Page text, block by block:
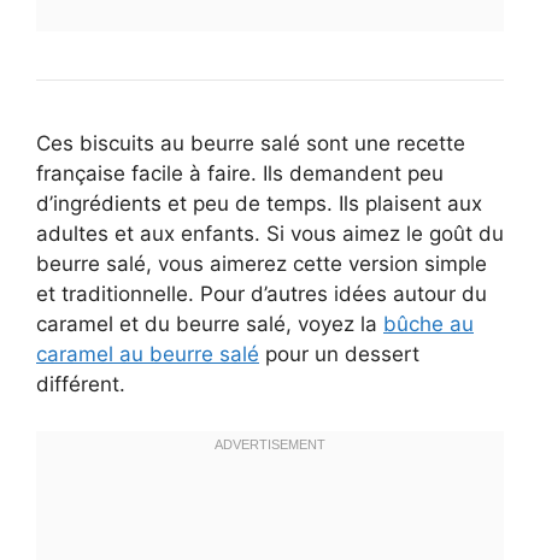
Ces biscuits au beurre salé sont une recette
française facile à faire. Ils demandent peu
d’ingrédients et peu de temps. Ils plaisent aux
adultes et aux enfants. Si vous aimez le goût du
beurre salé, vous aimerez cette version simple
et traditionnelle. Pour d’autres idées autour du
caramel et du beurre salé, voyez la bûche au
caramel au beurre salé pour un dessert
différent.